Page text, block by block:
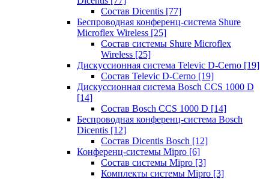
Состав Dicentis [77]
Беспроводная конференц-система Shure
Microflex Wireless [25]
Состав системы Shure Microflex
Wireless [25]
Дискуссионная система Televic D-Cerno [19]
Состав Televic D-Cerno [19]
Дискуссионная система Bosch CCS 1000 D
[14]
Состав Bosch CCS 1000 D [14]
Беспроводная конференц-система Bosch
Dicentis [12]
Состав Dicentis Bosch [12]
Конференц-системы Mipro [6]
Состав системы Mipro [3]
Комплекты системы Mipro [3]